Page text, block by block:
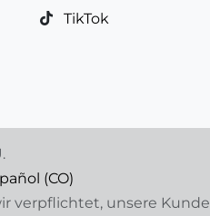
TikTok
(CO)
verpflichtet, unsere